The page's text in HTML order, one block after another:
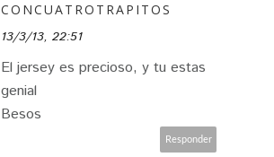
CONCUATROTRAPITOS
13/3/13, 22:51
El jersey es precioso, y tu estas
genial
Besos
Responder